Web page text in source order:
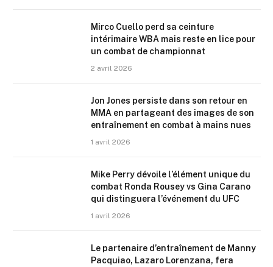
Mirco Cuello perd sa ceinture
intérimaire WBA mais reste en lice pour
un combat de championnat
2 avril 2026
Jon Jones persiste dans son retour en
MMA en partageant des images de son
entraînement en combat à mains nues
1 avril 2026
Mike Perry dévoile l’élément unique du
combat Ronda Rousey vs Gina Carano
qui distinguera l’événement du UFC
1 avril 2026
Le partenaire d’entraînement de Manny
Pacquiao, Lazaro Lorenzana, fera